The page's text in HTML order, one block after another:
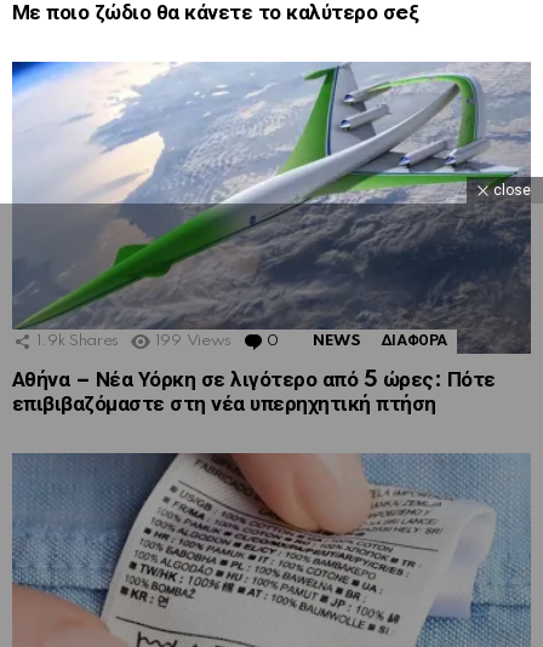
Με ποιο ζώδιο θα κάνετε το καλύτερο σeξ
1.9k Shares 199 Views 0 Comments
NEWS ΔΙΑΦΟΡΑ
Αθήνα – Νέα Υόρκη σε λιγότερο από 5 ώρες: Πότε
επιβιβαζόμαστε στη νέα υπερηχητική πτήση
close